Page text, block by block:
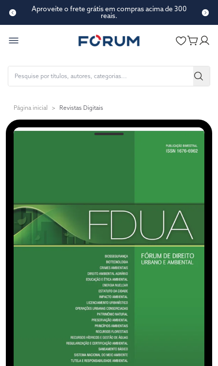
Aproveite o frete grátis em compras acima de 300
reais.
Página inicial > Revistas Digitais